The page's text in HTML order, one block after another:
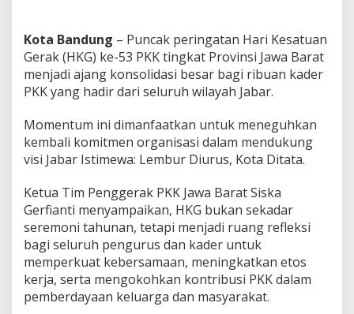
a
p
k
a
n
e
a
n
u
k
u
n
g
T
e
r
w
Kota Bandung – Puncak peringatan Hari Kesatuan
Gerak (HKG) ke-53 PKK tingkat Provinsi Jawa Barat
menjadi ajang konsolidasi besar bagi ribuan kader
PKK yang hadir dari seluruh wilayah Jabar.
Momentum ini dimanfaatkan untuk meneguhkan
kembali komitmen organisasi dalam mendukung
visi Jabar Istimewa: Lembur Diurus, Kota Ditata.
Ketua Tim Penggerak PKK Jawa Barat Siska
Gerfianti menyampaikan, HKG bukan sekadar
seremoni tahunan, tetapi menjadi ruang refleksi
bagi seluruh pengurus dan kader untuk
memperkuat kebersamaan, meningkatkan etos
kerja, serta mengokohkan kontribusi PKK dalam
pemberdayaan keluarga dan masyarakat.